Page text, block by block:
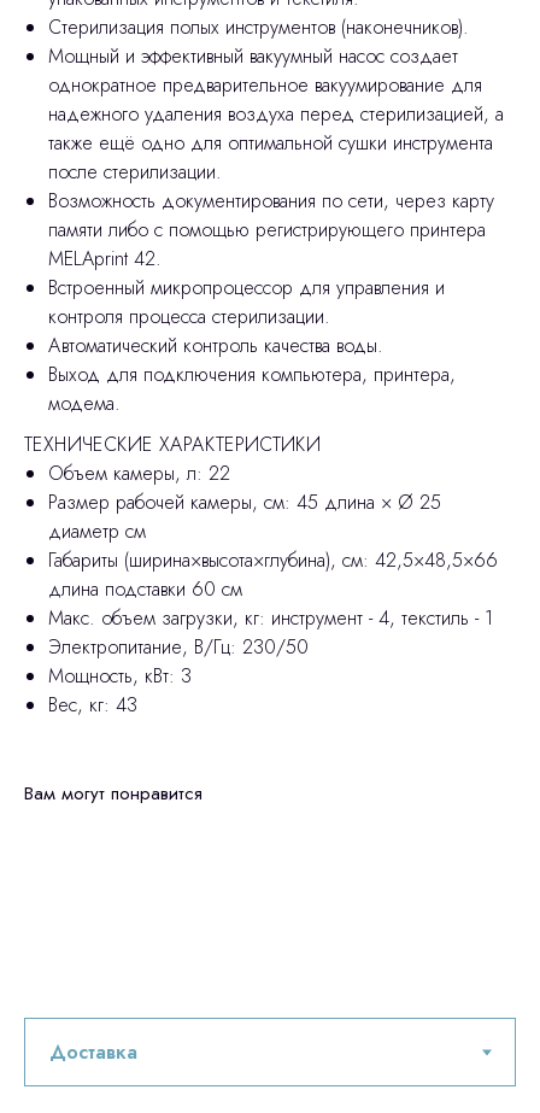
Стерилизация полых инструментов (наконечников).
Мощный и эффективный вакуумный насос создает
однократное предварительное вакуумирование для
надежного удаления воздуха перед стерилизацией, а
также ещё одно для оптимальной сушки инструмента
после стерилизации.
Возможность документирования по сети, через карту
памяти либо с помощью регистрирующего принтера
MELAprint 42.
Встроенный микропроцессор для управления и
контроля процесса стерилизации.
Автоматический контроль качества воды.
Выход для подключения компьютера, принтера,
модема.
ТЕХНИЧЕСКИЕ ХАРАКТЕРИСТИКИ
Объем камеры, л: 22
Размер рабочей камеры, см: 45 длина × Ø 25
диаметр см
Габариты (ширина×высота×глубина), см: 42,5×48,5×66
длина подставки 60 см
Макс. объем загрузки, кг: инструмент - 4, текстиль - 1
Электропитание, В/Гц: 230/50
Мощность, кВт: 3
Вес, кг: 43
Вам могут понравится